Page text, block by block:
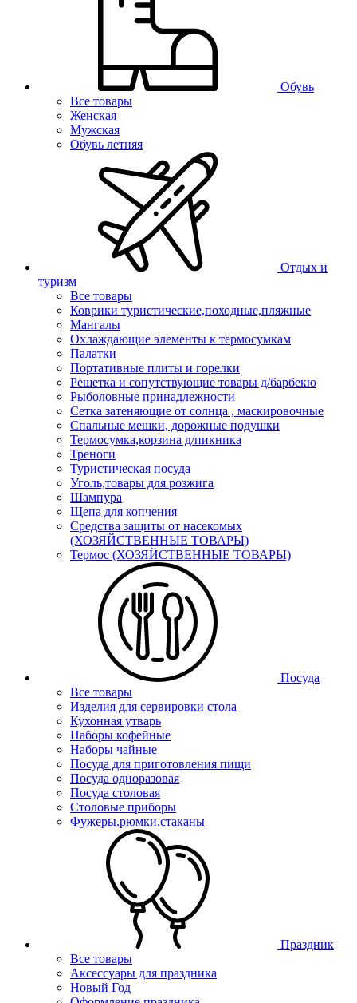
Обувь
Все товары
Женская
Мужская
Обувь летняя
Отдых и
туризм
Все товары
Коврики туристические,походные,пляжные
Мангалы
Охлаждающие элементы к термосумкам
Палатки
Портативные плиты и горелки
Решетка и сопутствующие товары д/барбекю
Рыболовные принадлежности
Сетка затеняющие от солнца , маскировочные
Спальные мешки, дорожные подушки
Термосумка,корзина д/пикника
Треноги
Туристическая посуда
Уголь,товары для розжига
Шампура
Щепа для копчения
Средства защиты от насекомых
(ХОЗЯЙСТВЕННЫЕ ТОВАРЫ)
Термос (ХОЗЯЙСТВЕННЫЕ ТОВАРЫ)
Посуда
Все товары
Изделия для сервировки стола
Кухонная утварь
Наборы кофейные
Наборы чайные
Посуда для приготовления пищи
Посуда одноразовая
Посуда столовая
Столовые приборы
Фужеры.рюмки.стаканы
Праздник
Все товары
Аксессуары для праздника
Новый Год